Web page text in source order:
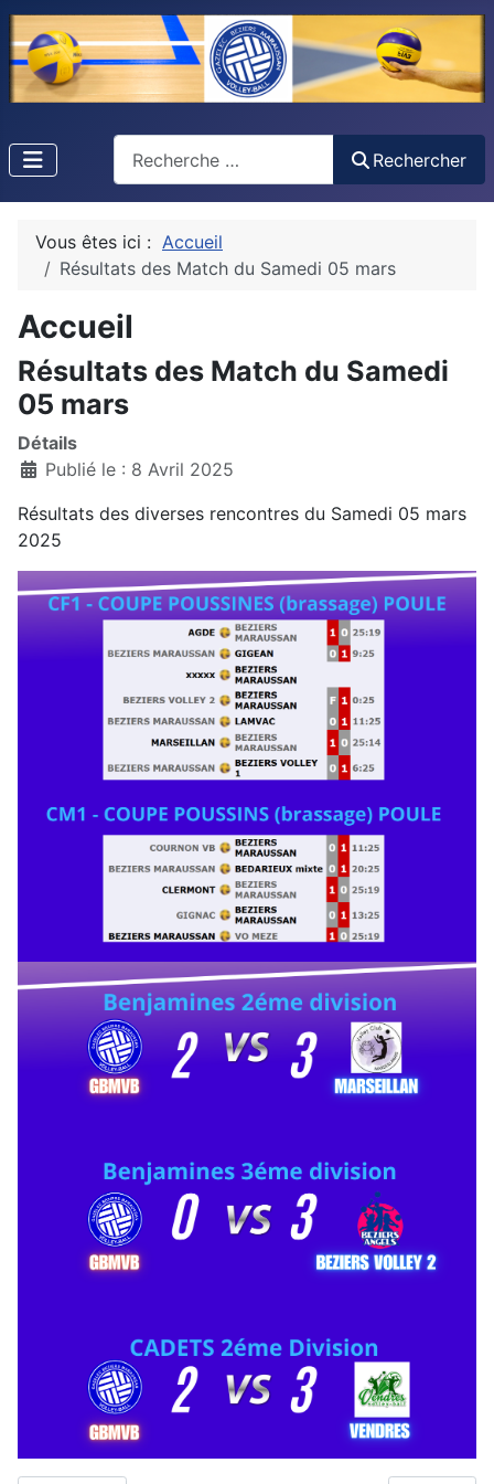
Rechercher
Vous êtes ici : Accueil
Résultats des Match du Samedi 05 mars
Accueil
Résultats des Match du Samedi
05 mars
Détails
Publié le : 8 Avril 2025
Résultats des diverses rencontres du Samedi 05 mars
2025